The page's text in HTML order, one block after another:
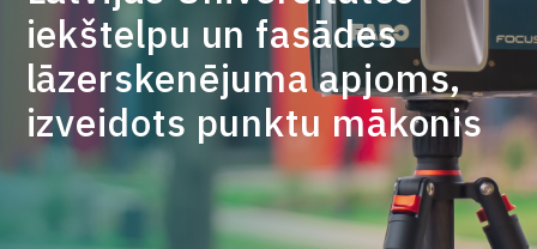
Latvijas Universitātes
iekštelpu un fasādes
lāzerskenējuma apjoms,
izveidots punktu mākonis